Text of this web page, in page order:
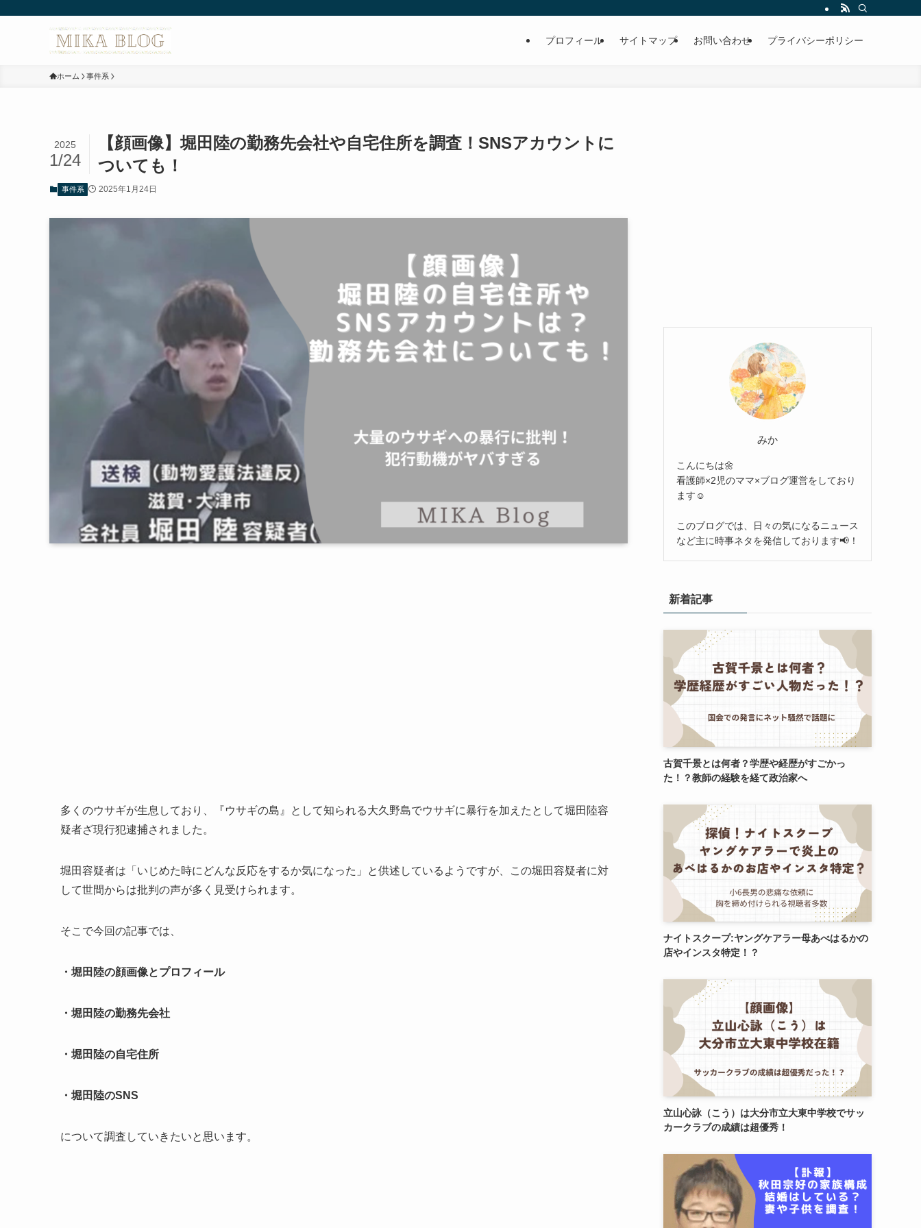
プロフィール サイトマップ お問い合わせ プライバシーポリシー
ホーム 事件系
【顔画像】堀田陸の勤務先会社や自宅住所を調査！SNSアカウントに
ついても！
2025
1/24
事件系 2025年1月24日
多くのウサギが生息しており、『ウサギの島』として知られる大久野島でウサギに暴行を加えたとして堀田陸容
疑者ざ現行犯逮捕されました。
堀田容疑者は「いじめた時にどんな反応をするか気になった」と供述しているようですが、この堀田容疑者に対
して世間からは批判の声が多く見受けられます。
そこで今回の記事では、
・堀田陸の顔画像とプロフィール
・堀田陸の勤務先会社
・堀田陸の自宅住所
・堀田陸のSNS
について調査していきたいと思います。
みか
こんにちは🌼
看護師×2児のママ×ブログ運営をしており
ます☺︎
このブログでは、日々の気になるニュース
など主に時事ネタを発信しております📢！
新着記事
古賀千景とは何者？学歴や経歴がすごかっ
た！？教師の経験を経て政治家へ
ナイトスクープ:ヤングケアラー母あべはるかの
店やインスタ特定！？
立山心詠（こう）は大分市立大東中学校でサッ
カークラブの成績は超優秀！